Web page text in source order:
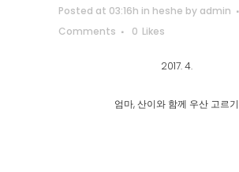
Posted at 03:16h in heshe by admin
Comments
0 Likes
2017. 4.
엄마, 산이와 함께 우산 고르기